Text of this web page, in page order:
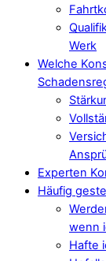
Werk
Welche
Experten
Häufig
wenn
Hafte